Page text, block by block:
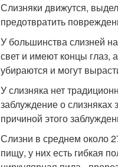
Слизняки движутся,
предотвратить
У большинства слизней
свет и имеют концы
убираются и могут
У слизняка нет
заблуждение о слизняках
причиной этого
Слизни в среднем около
пищу, у них есть гибкая